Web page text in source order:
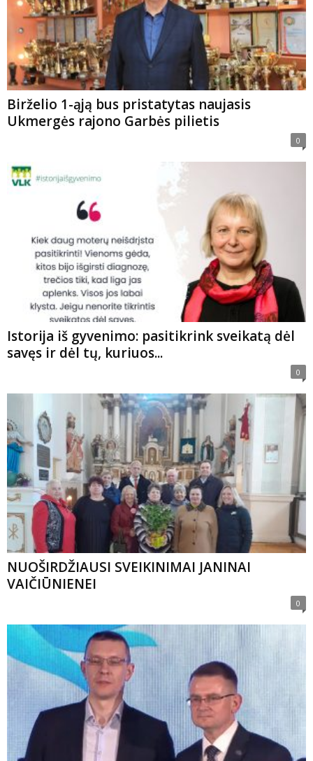
Birželio 1-ąją bus pristatytas naujasis
Ukmergės rajono Garbės pilietis
0
Istorija iš gyvenimo: pasitikrink sveikatą dėl
savęs ir dėl tų, kuriuos...
0
NUOŠIRDŽIAUSI SVEIKINIMAI JANINAI
VAIČIŪNIENEI
0